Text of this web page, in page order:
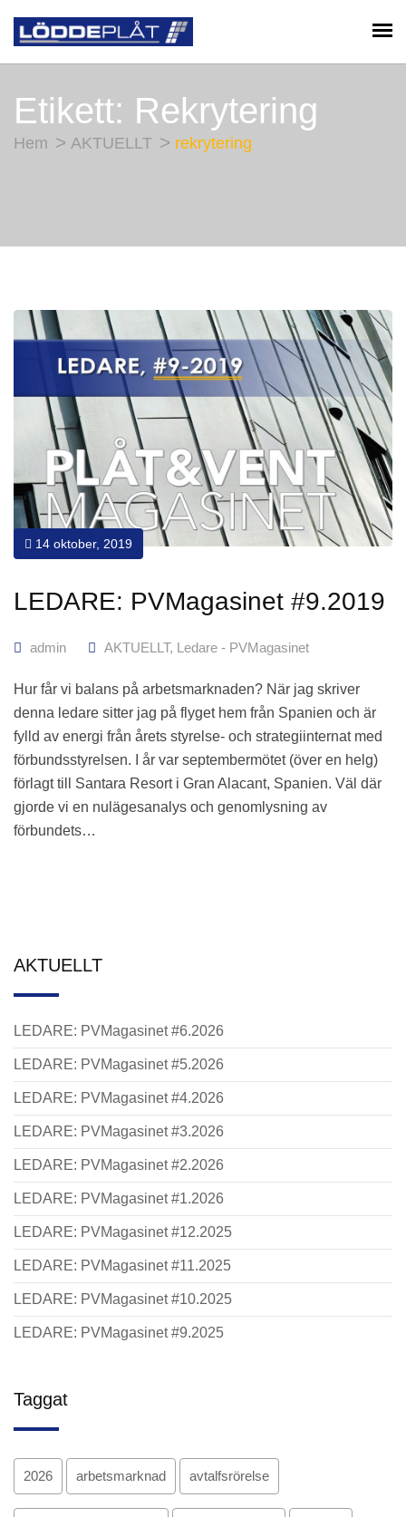
Etikett: Rekrytering
Hem AKTUELLT rekrytering
14 oktober, 2019
LEDARE: PVMagasinet #9.2019
admin AKTUELLT, Ledare - PVMagasinet
Hur får vi balans på arbetsmarknaden? När jag skriver
denna ledare sitter jag på flyget hem från Spanien och är
fylld av energi från årets styrelse- och strategiinternat med
förbundsstyrelsen. I år var septembermötet (över en helg)
förlagt till Santara Resort i Gran Alacant, Spanien. Väl där
gjorde vi en nulägesanalys och genomlysning av
förbundets…
AKTUELLT
LEDARE: PVMagasinet #6.2026
LEDARE: PVMagasinet #5.2026
LEDARE: PVMagasinet #4.2026
LEDARE: PVMagasinet #3.2026
LEDARE: PVMagasinet #2.2026
LEDARE: PVMagasinet #1.2026
LEDARE: PVMagasinet #12.2025
LEDARE: PVMagasinet #11.2025
LEDARE: PVMagasinet #10.2025
LEDARE: PVMagasinet #9.2025
Taggat
2026 arbetsmarknad avtalfsrörelse